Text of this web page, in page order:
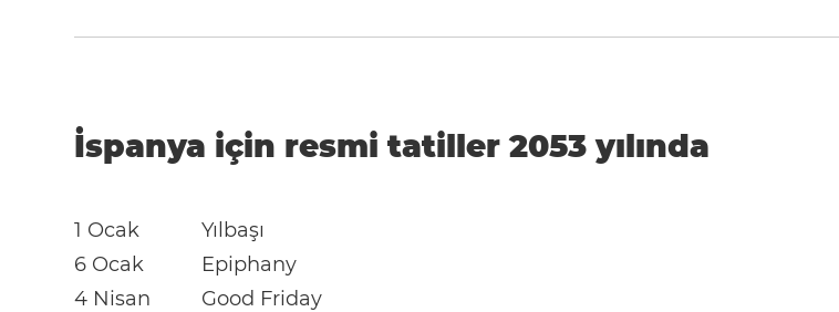
İspanya için resmi tatiller 2053 yılında
1 Ocak
Yılbaşı
6 Ocak
Epiphany
4 Nisan
Good Friday